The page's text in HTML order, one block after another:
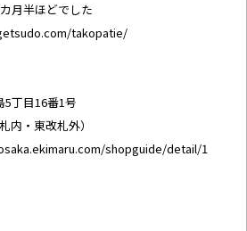
月半ほどでした
takopatie/
丁目16番1号
内・東改札外）
shopguide/detail/1